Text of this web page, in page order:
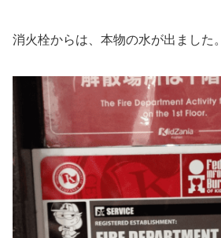
消火栓からは、本物の水が出ました。